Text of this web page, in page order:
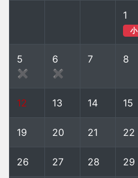
1
小
5
✖
6
✖
7 8
12 13 14 15
19 20 21 22
26 27 28 29